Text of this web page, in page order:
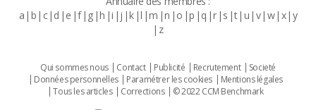
a b c d e f g h i j k l m n o p q r s t u v w x y
z
Qui sommes nous Contact Publicité Recrutement
Societé
Données personnelles
Paramétrer les cookies
Mentions légales
Tous les articles
Corrections © 2022 CCM Benchmark